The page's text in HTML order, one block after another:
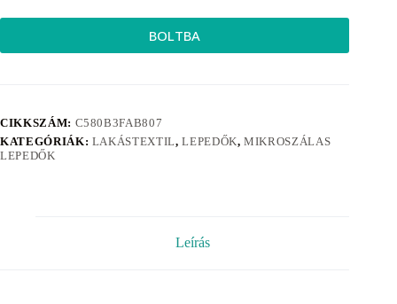
BOLTBA
CIKKSZÁM: C580B3FAB807
KATEGÓRIÁK: LAKÁSTEXTIL,LEPEDŐK,MIKROSZÁLAS
LEPEDŐK
Leírás